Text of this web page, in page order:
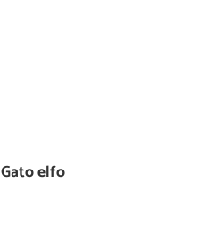
Gato elfo